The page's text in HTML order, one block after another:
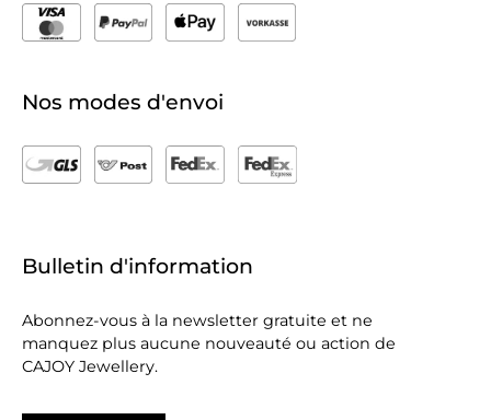
Nos modes d'envoi
Bulletin d'information
Abonnez-vous à la newsletter gratuite et ne
manquez plus aucune nouveauté ou action de
CAJOY Jewellery.